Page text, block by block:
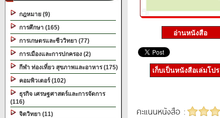
กฎหมาย (9)
การศึกษา (165)
การเกษตรและชีววิทยา (77)
การเมืองและการปกครอง (2)
กีฬา ท่องเที่ยว สุขภาพและอาหาร (175)
คอมพิวเตอร์ (102)
ธุรกิจ เศรษฐศาสตร์และการจัดการ
(116)
จิตวิทยา (11)
เก็บเป็นหนังสือเล่มโป
คะแนนหนังสือ :